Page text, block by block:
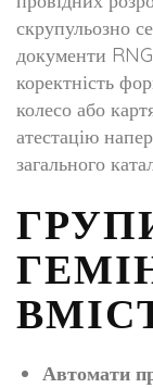
скрупульозно
документи
коректність
колесо або
атестацію
загального
Автомати